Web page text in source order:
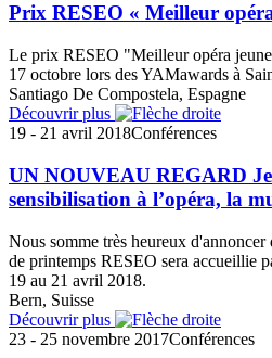
Prix RESEO « Meilleur
Le prix RESEO "Meilleur opéra
17 octobre lors des YAMawards à
Santiago De Compostela, Espagne
Découvrir plus
19 - 21 avril 2018Conférences
UN NOUVEAU REGARD
sensibilisation à l’opéra, la
Nous somme très heureux
de printemps RESEO sera accueillie
19 au 21 avril 2018.
Bern, Suisse
Découvrir plus
23 - 25 novembre 2017Conférences